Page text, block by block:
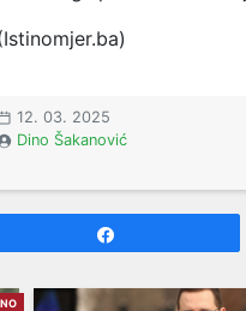
12. 03. 2025
Dino Šakanović